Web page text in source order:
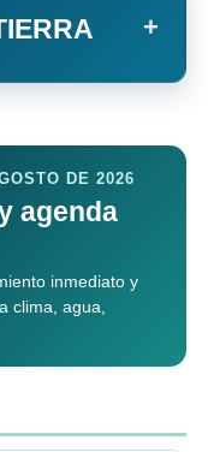
+
DE 2026
agenda
inmediato y
clima, agua,